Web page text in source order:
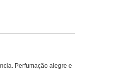
Perfumação alegre e